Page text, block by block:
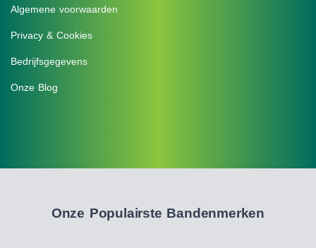
Algemene voorwaarden
Privacy & Cookies
Bedrijfsgegevens
Onze Blog
Onze Populairste Bandenmerken